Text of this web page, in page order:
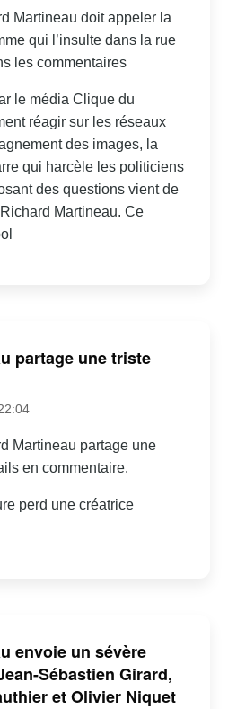
Martineau doit appeler la
qui l’insulte dans la rue
les commentaires
le média Clique du
réagir sur les réseaux
des images, la
qui harcèle les politiciens
des questions vient de
Martineau. Ce
partage une triste
Martineau partage une
en commentaire.
perd une créatrice
envoie un sévère
Sébastien Girard,
et Olivier Niquet